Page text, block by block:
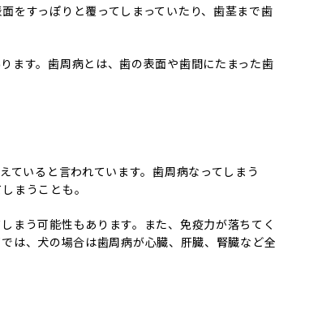
をすっぽりと覆ってしまっていたり、歯茎まで歯
ます。歯周病とは、歯の表面や歯間にたまった歯
いると言われています。歯周病なってしまう
まうことも。
まう可能性もあります。また、免疫力が落ちてく
は、犬の場合は歯周病が心臓、肝臓、腎臓など全